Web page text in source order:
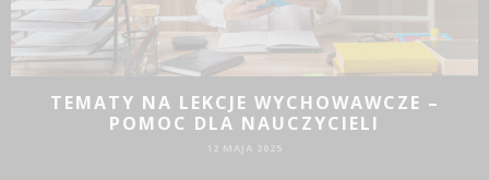
TEMATY NA LEKCJE WYCHOWAWCZE –
POMOC DLA NAUCZYCIELI
12 MAJA 2025